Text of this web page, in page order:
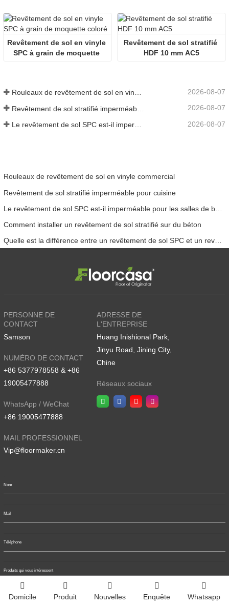
Revêtement de sol en vinyle
SPC à grain de moquette
Revêtement de sol stratifié
HDF 10 mm AC5
Rouleaux de revêtement de sol en vinyle commercial 2026-08-07
2026-08-07
2026-08-07
Rouleaux de revêtement de sol en vinyle commercial
Revêtement de sol stratifié imperméable pour cuisine
Comment installer un revêtement de sol stratifié sur du béton
Quelle est la différence entre un revêtement de sol SPC et un revêtement de sol WPC
PERSONNE DE
CONTACT
Samson
NUMÉRO DE CONTACT
+86 5377978558 & +86
19005477888
WhatsApp / WeChat
+86 19005477888
MAIL PROFESSIONNEL
Vip@floormaker.cn
ADRESSE DE
L'ENTREPRISE
Huang Inishional Park,
Jinyu Road, Jining City,
Chine
Réseaux sociaux
Domicile Produit Nouvelles Enquête Whatsapp